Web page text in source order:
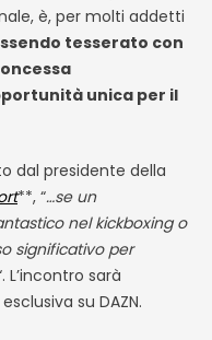
è, per molti addetti
tesserato con
unica per il
dal presidente della
**, “…se un
nel kickboxing o
significativo per
L’incontro sarà
su DAZN.